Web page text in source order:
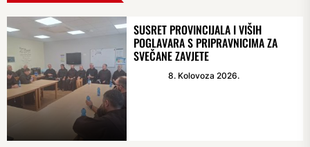
SUSRET PROVINCIJALA I VIŠIH
POGLAVARA S PRIPRAVNICIMA ZA
SVEČANE ZAVJETE
8. Kolovoza 2026.